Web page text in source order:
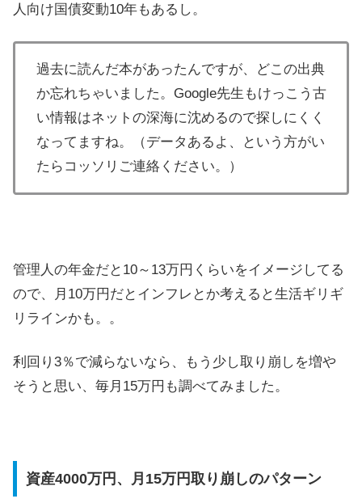
人向け国債変動10年もあるし。
過去に読んだ本があったんですが、どこの出典
か忘れちゃいました。Google先生もけっこう古
い情報はネットの深海に沈めるので探しにくく
なってますね。（データあるよ、という方がい
たらコッソリご連絡ください。）
管理人の年金だと10～13万円くらいをイメージしてる
ので、月10万円だとインフレとか考えると生活ギリギ
リラインかも。。
利回り3％で減らないなら、もう少し取り崩しを増や
そうと思い、毎月15万円も調べてみました。
資産4000万円、月15万円取り崩しのパターン